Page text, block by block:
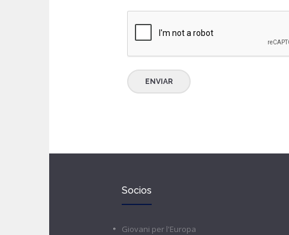
Socios
Giovani per l'Europa